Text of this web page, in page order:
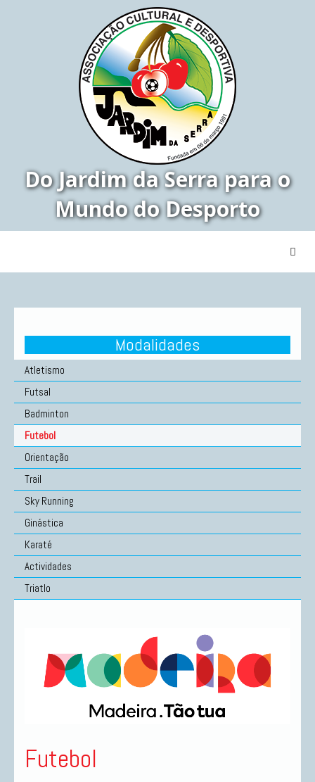
Do Jardim da Serra para o
Mundo do Desporto
Modalidades
Atletismo
Futsal
Badminton
Futebol
Orientação
Trail
Sky Running
Ginástica
Karaté
Actividades
Triatlo
Futebol